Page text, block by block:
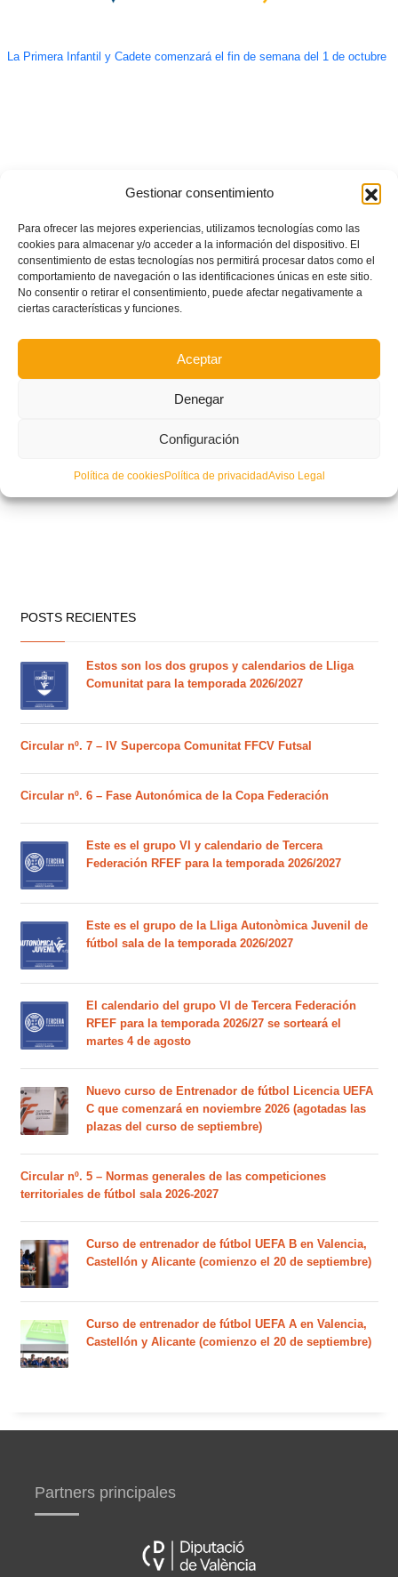
Gestionar consentimiento
Para ofrecer las mejores experiencias, utilizamos tecnologías como las
cookies para almacenar y/o acceder a la información del dispositivo. El
consentimiento de estas tecnologías nos permitirá procesar datos como el
comportamiento de navegación o las identificaciones únicas en este sitio.
No consentir o retirar el consentimiento, puede afectar negativamente a
ciertas características y funciones.
Aceptar
Denegar
Configuración
Política de cookiesPolítica de privacidadAviso Legal
La Primera Infantil y Cadete comenzará el fin de semana del 1 de octubre
POSTS RECIENTES
Estos son los dos grupos y calendarios de Lliga
Comunitat para la temporada 2026/2027
Circular nº. 7 – IV Supercopa Comunitat FFCV Futsal
Circular nº. 6 – Fase Autonómica de la Copa Federación
Este es el grupo VI y calendario de Tercera
Federación RFEF para la temporada 2026/2027
Este es el grupo de la Lliga Autonòmica Juvenil de
fútbol sala de la temporada 2026/2027
El calendario del grupo VI de Tercera Federación
RFEF para la temporada 2026/27 se sorteará el
martes 4 de agosto
Nuevo curso de Entrenador de fútbol Licencia UEFA
C que comenzará en noviembre 2026 (agotadas las
plazas del curso de septiembre)
Circular nº. 5 – Normas generales de las competiciones
territoriales de fútbol sala 2026-2027
Curso de entrenador de fútbol UEFA B en Valencia,
Castellón y Alicante (comienzo el 20 de septiembre)
Curso de entrenador de fútbol UEFA A en Valencia,
Castellón y Alicante (comienzo el 20 de septiembre)
Partners principales